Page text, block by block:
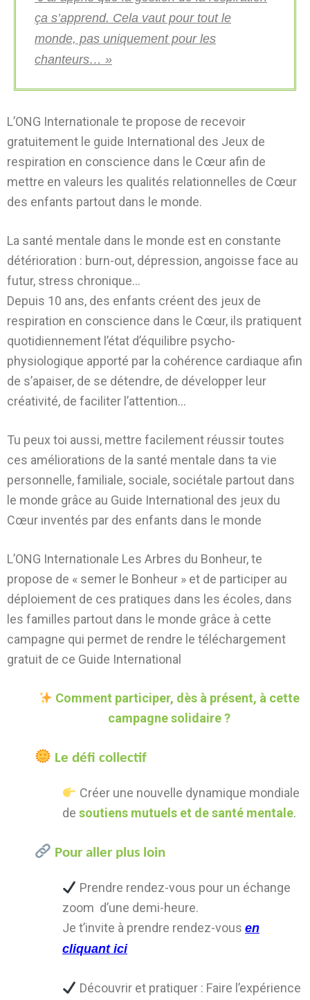
ça s’apprend. Cela vaut pour tout le
monde, pas uniquement pour les
chanteurs… »
L’ONG Internationale te propose de recevoir
gratuitement le guide International des Jeux de
respiration en conscience dans le Cœur afin de
mettre en valeurs les qualités relationnelles de Cœur
des enfants partout dans le monde.
La santé mentale dans le monde est en constante
détérioration : burn-out, dépression, angoisse face au
futur, stress chronique…
Depuis 10 ans, des enfants créent des jeux de
respiration en conscience dans le Cœur, ils pratiquent
quotidiennement l’état d’équilibre psycho-
physiologique apporté par la cohérence cardiaque afin
de s’apaiser, de se détendre, de développer leur
créativité, de faciliter l’attention…
Tu peux toi aussi, mettre facilement réussir toutes
ces améliorations de la santé mentale dans ta vie
personnelle, familiale, sociale, sociétale partout dans
le monde grâce au Guide International des jeux du
Cœur inventés par des enfants dans le monde
L’ONG Internationale Les Arbres du Bonheur, te
propose de « semer le Bonheur » et de participer au
déploiement de ces pratiques dans les écoles, dans
les familles partout dans le monde grâce à cette
campagne qui permet de rendre le téléchargement
gratuit de ce Guide International
Comment participer, dès à présent, à cette
campagne solidaire ?
Le défi collectif
Créer une nouvelle dynamique mondiale
de soutiens mutuels et de santé mentale.
Pour aller plus loin
Prendre rendez-vous pour un échange
zoom d’une demi-heure.
Je t’invite à prendre rendez-vous en
cliquant ici
Découvrir et pratiquer : Faire l’expérience